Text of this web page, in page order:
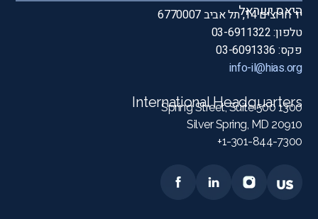
היאס ישראל
יד חרוצים 14, תל אביב 6770007
טלפון: 03-6911322
פקס: 03-6091336
info-il@hias.org
International Headquarters
1300 Spring Street, Suite 500
Silver Spring, MD 20910
1-301-844-7300+